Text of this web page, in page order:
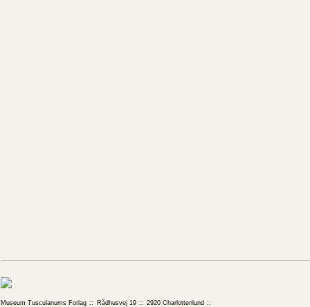
Museum Tusculanums Forlag Rådhusvej 19
2920 Charlottenlund